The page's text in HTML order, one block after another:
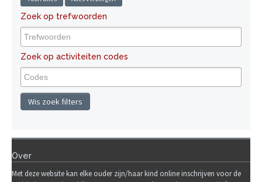
Zoek op trefwoorden
Zoek op activiteiten codes
Wis zoek filters
Over
Met deze website kan elke ouder zijn/haar kind online inschrijven voor de